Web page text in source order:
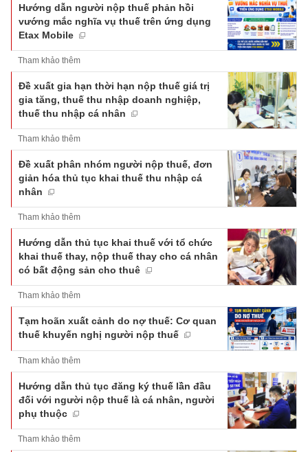
Hướng dẫn người nộp thuế phản hồi
vướng mắc nghĩa vụ thuế trên ứng dụng
Etax Mobile
Tham khảo thêm
Đề xuất gia hạn thời hạn nộp thuế giá trị
gia tăng, thuế thu nhập doanh nghiệp,
thuế thu nhập cá nhân
Tham khảo thêm
Đề xuất phân nhóm người nộp thuế, đơn
giản hóa thủ tục khai thuế thu nhập cá
nhân
Tham khảo thêm
Hướng dẫn thủ tục khai thuế với tổ chức
khai thuế thay, nộp thuế thay cho cá nhân
có bất động sản cho thuê
Tham khảo thêm
Tạm hoãn xuất cảnh do nợ thuế: Cơ quan
thuế khuyến nghị người nộp thuế
Tham khảo thêm
Hướng dẫn thủ tục đăng ký thuế lần đầu
đối với người nộp thuế là cá nhân, người
phụ thuộc
Tham khảo thêm